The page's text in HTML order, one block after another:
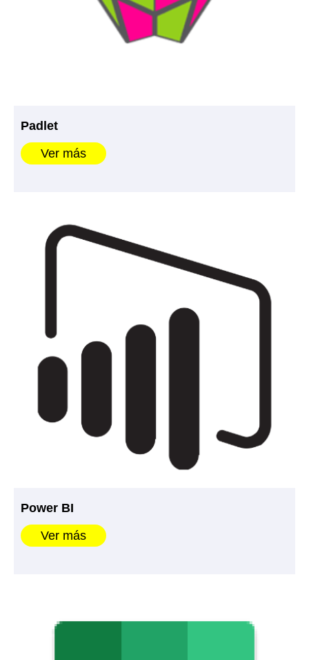
Padlet
Ver más
Power BI
Ver más